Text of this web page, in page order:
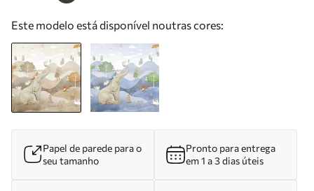
Este modelo está disponível noutras cores:
Papel de parede para o
seu tamanho
Pronto para entrega
em 1 a 3 dias úteis